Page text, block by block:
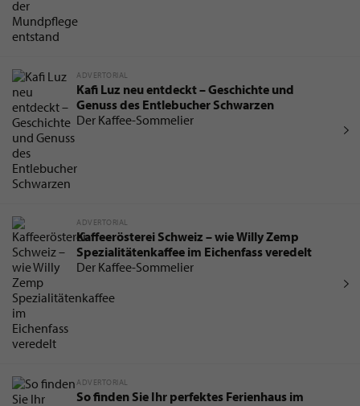
ADVERTORIAL
Kafi Luz neu entdeckt – Geschichte und
Genuss des Entlebucher Schwarzen
Der Kaffee-Sommelier
ADVERTORIAL
Kaffeerösterei Schweiz – wie Willy Zemp
Spezialitätenkaffee im Eichenfass veredelt
Der Kaffee-Sommelier
ADVERTORIAL
So finden Sie Ihr perfektes Ferienhaus im